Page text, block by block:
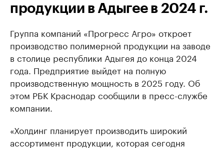
продукции в Адыгее в 2024 г.
Группа компаний «Прогресс Агро» откроет
производство полимерной продукции на заводе
в столице республики Адыгея до конца 2024
года. Предприятие выйдет на полную
производственную мощность в 2025 году. Об
этом РБК Краснодар сообщили в пресс-службе
компании.
«Холдинг планирует производить широкий
ассортимент продукции, которая сегодня